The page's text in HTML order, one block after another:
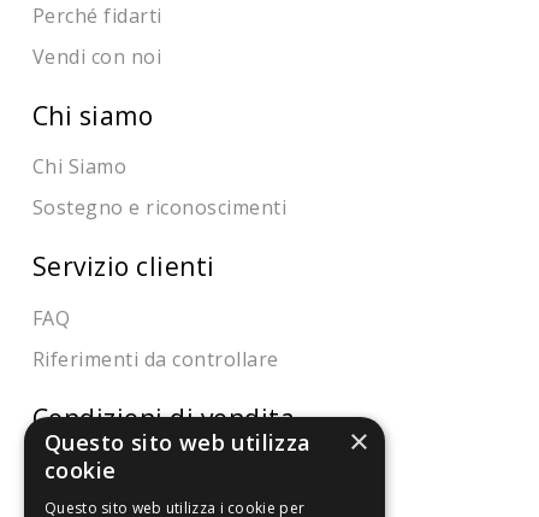
Perché fidarti
Vendi con noi
Chi siamo
Chi Siamo
Sostegno e riconoscimenti
Servizio clienti
FAQ
Riferimenti da controllare
Condizioni di vendita
Termini di vendita
Spedizione
×
Questo sito web utilizza
cookie
Questo sito web utilizza i cookie per